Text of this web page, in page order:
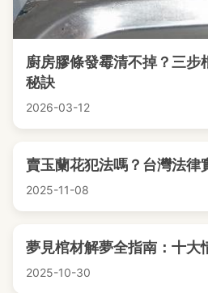
廚房膠條發霉清不掉？三步
秘訣
2026-03-12
賣玉蘭花犯法嗎？台灣法律
2025-11-08
夢見棺材解夢全指南：十大
2025-10-30